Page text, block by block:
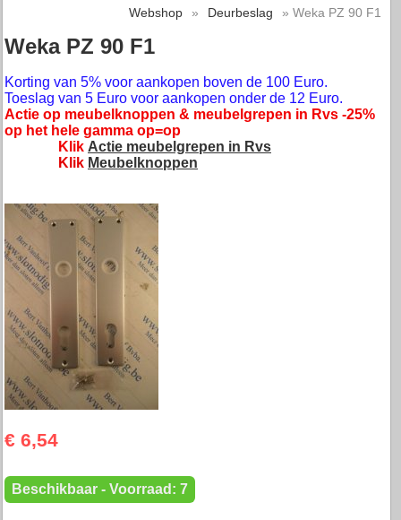
Webshop » Deurbeslag » Weka PZ 90 F1
Weka PZ 90 F1
Korting van 5% voor aankopen boven de 100 Euro.
Toeslag van 5 Euro voor aankopen onder de 12 Euro.
Actie op meubelknoppen & meubelgrepen in Rvs -25%
op het hele gamma op=op
Klik Actie meubelgrepen in Rvs
Klik Meubelknoppen
€ 6,54
Beschikbaar - Voorraad: 7